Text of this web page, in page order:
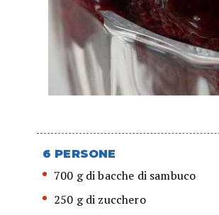
6 PERSONE
700 g di bacche di sambuco
250 g di zucchero